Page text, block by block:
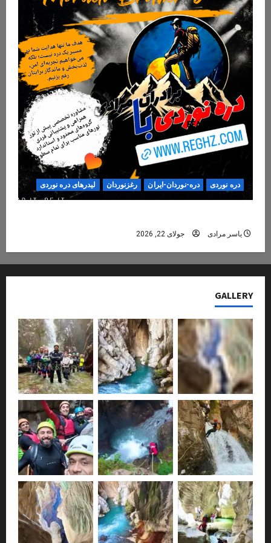
دره نوردی دره-نوردان-ایران رغزنوردان لیدرهای دره نوردی
یاسر مرادی جولای 22, 2026
GALLERY